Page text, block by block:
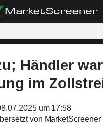
Händler
im
um 17:58
von MarketScreener